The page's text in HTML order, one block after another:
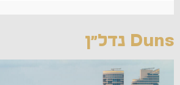
Duns נדל"ן